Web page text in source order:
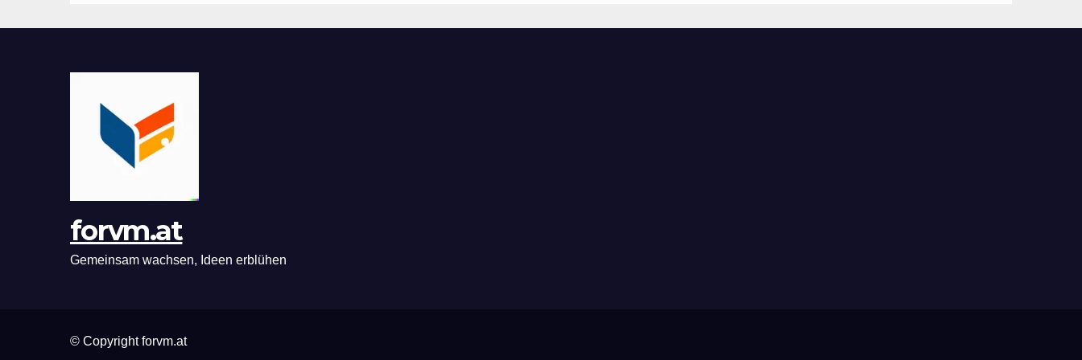
forvm.at
Gemeinsam wachsen, Ideen erblühen
© Copyright forvm.at